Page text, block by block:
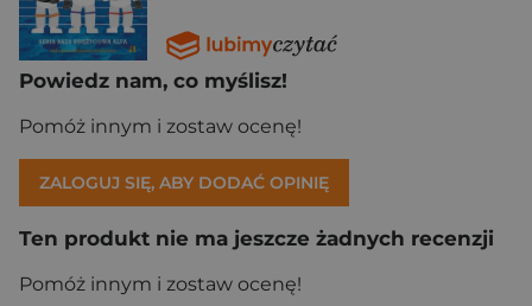
Powiedz nam, co myślisz!
Pomóż innym i zostaw ocenę!
ZALOGUJ SIĘ, ABY DODAĆ OPINIĘ
Ten produkt nie ma jeszcze żadnych recenzji
Pomóż innym i zostaw ocenę!